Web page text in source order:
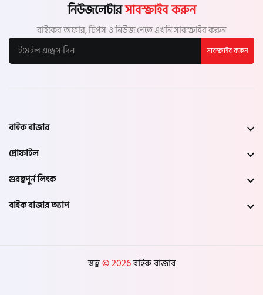
নিউজলেটারসাবস্ক্রাইব করুন
বাইকের অফার, টিপস ও নিউজ পেতে এখনি সাবস্ক্রাইব করুন
সাবস্ক্রাইব করুন
বাইক বাজার
প্রোফাইল
গুরত্বপূর্ন লিংক
বাইক বাজার অ্যাপ
স্বত্ব© 2026বাইক বাজার